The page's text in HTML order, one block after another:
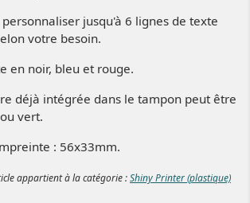
jusqu'à 6 lignes de texte
votre besoin.
en noir, bleu et rouge.
déjà intégrée dans le tampon peut être
vert.
: 56x33mm.
appartient à la catégorie :Shiny Printer (plastique)